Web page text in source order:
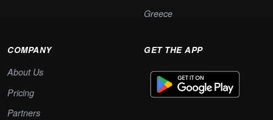
Greece
COMPANY
About Us
Pricing
Partners
GET THE APP